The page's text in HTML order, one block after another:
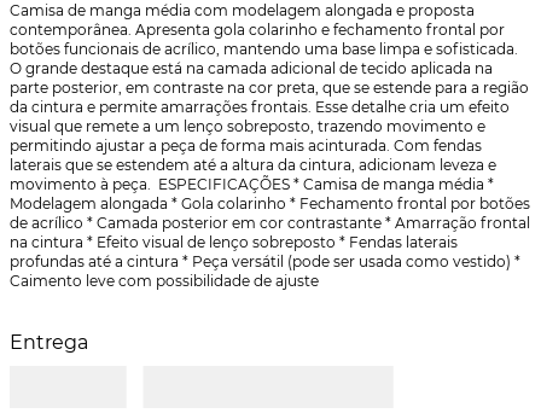
Camisa de manga média com modelagem alongada e proposta
contemporânea. Apresenta gola colarinho e fechamento frontal por
botões funcionais de acrílico, mantendo uma base limpa e sofisticada.
O grande destaque está na camada adicional de tecido aplicada na
parte posterior, em contraste na cor preta, que se estende para a região
da cintura e permite amarrações frontais. Esse detalhe cria um efeito
visual que remete a um lenço sobreposto, trazendo movimento e
permitindo ajustar a peça de forma mais acinturada. Com fendas
laterais que se estendem até a altura da cintura, adicionam leveza e
movimento à peça.  ESPECIFICAÇÕES * Camisa de manga média *
Modelagem alongada * Gola colarinho * Fechamento frontal por botões
de acrílico * Camada posterior em cor contrastante * Amarração frontal
na cintura * Efeito visual de lenço sobreposto * Fendas laterais
profundas até a cintura * Peça versátil (pode ser usada como vestido) *
Caimento leve com possibilidade de ajuste
Entrega